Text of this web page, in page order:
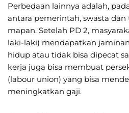
Perbedaan lainnya adalah,
antara pemerintah, swasta
mapan. Setelah PD 2,
laki-laki) mendapatkan
hidup atau tidak bisa dipecat
kerja juga bisa membuat
(labour union) yang bisa
meningkatkan gaji.